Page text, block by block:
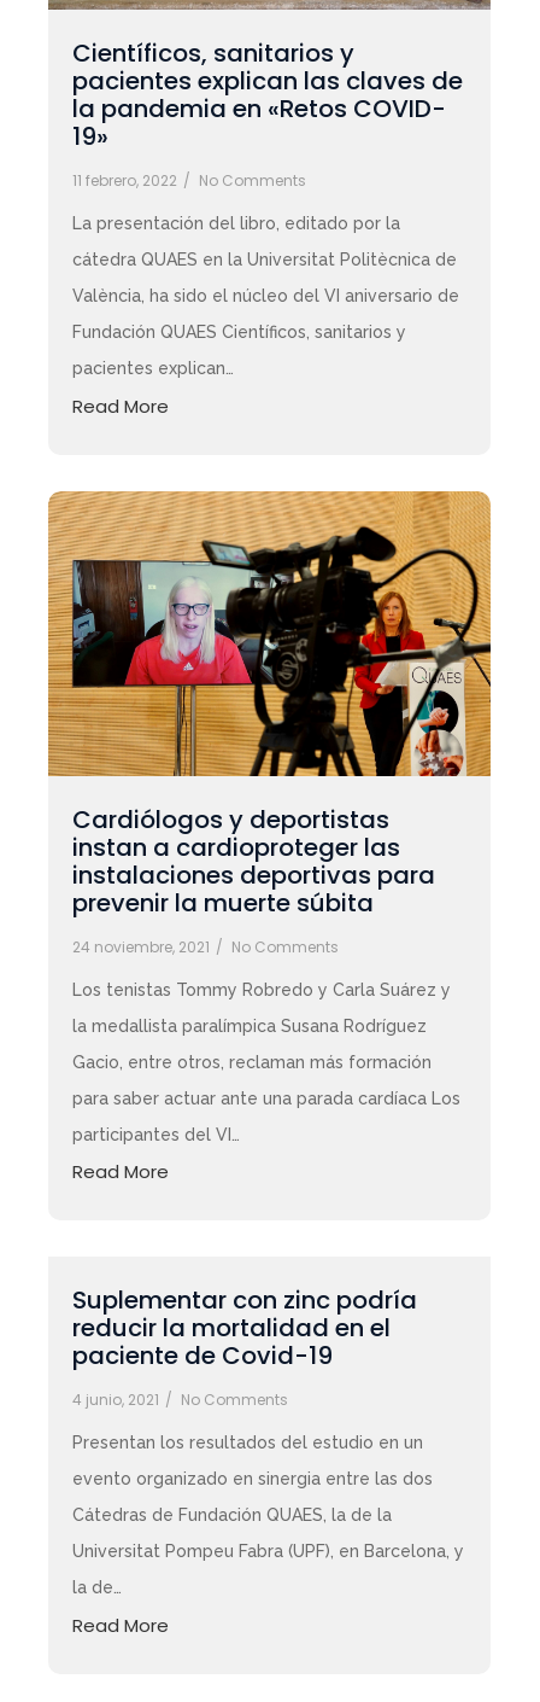
Científicos, sanitarios y
pacientes explican las claves de
la pandemia en «Retos COVID-
19»
11 febrero, 2022 / No Comments
La presentación del libro, editado por la
cátedra QUAES en la Universitat Politècnica de
València, ha sido el núcleo del VI aniversario de
Fundación QUAES Científicos, sanitarios y
pacientes explican…
Read More
Cardiólogos y deportistas
instan a cardioproteger las
instalaciones deportivas para
prevenir la muerte súbita
24 noviembre, 2021 / No Comments
Los tenistas Tommy Robredo y Carla Suárez y
la medallista paralímpica Susana Rodríguez
Gacio, entre otros, reclaman más formación
para saber actuar ante una parada cardíaca Los
participantes del VI…
Read More
Suplementar con zinc podría
reducir la mortalidad en el
paciente de Covid-19
4 junio, 2021 / No Comments
Presentan los resultados del estudio en un
evento organizado en sinergia entre las dos
Cátedras de Fundación QUAES, la de la
Universitat Pompeu Fabra (UPF), en Barcelona, y
la de…
Read More